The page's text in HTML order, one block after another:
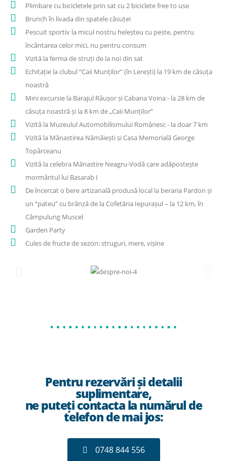
Plimbare cu bicicletele prin sat cu 2 biciclete free to use
Brunch în livada din spatele căsuței
Pescuit sportiv la micul nostru heleșteu cu peste, pentru
încântarea celor mici, nu pentru consum
Vizită la ferma de struți de la noi din sat
Echitație la clubul “Caii Munților” (în Lerești) la 19 km de căsuța
noastră
Mini excursie la Barajul Râușor și Cabana Voina - la 28 km de
căsuța noastră și la 8 km de „Caii Munților”
Vizită la Muzeulul Automobilismului Românesc - la doar 7 km
Vizită la Mănastirea Nămăiești și Casa Memorială George
Topârceanu
Vizită la celebra Mănastire Neagru-Vodă care adăpostește
mormântul lui Basarab I
De încercat o bere artizanală produsă local la beraria Pardon și
un “pateu” cu brânză de la Cofetăria Iepurașul – la 12 km, în
Câmpulung Muscel
Garden Party
Cules de fructe de sezon: struguri, mere, vișine
Pentru rezervări și detalii
suplimentare,
ne puteți contacta la numărul de
telefon de mai jos:
0748 844 556